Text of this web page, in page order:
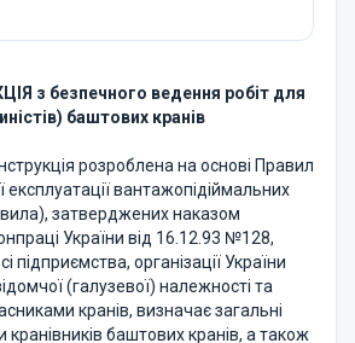
з безпечного ведення робіт для
баштових кранів
розроблена на основі Правил
експлуатації вантажопідіймальних
затверджених наказом
України від 16.12.93 №128,
підприємства, організації України
(галузевої) належності та
кранів, визначає загальні
кранівників баштових кранів, а також